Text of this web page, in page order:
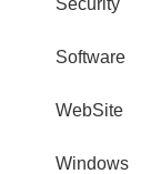
Software
WebSite
Windows